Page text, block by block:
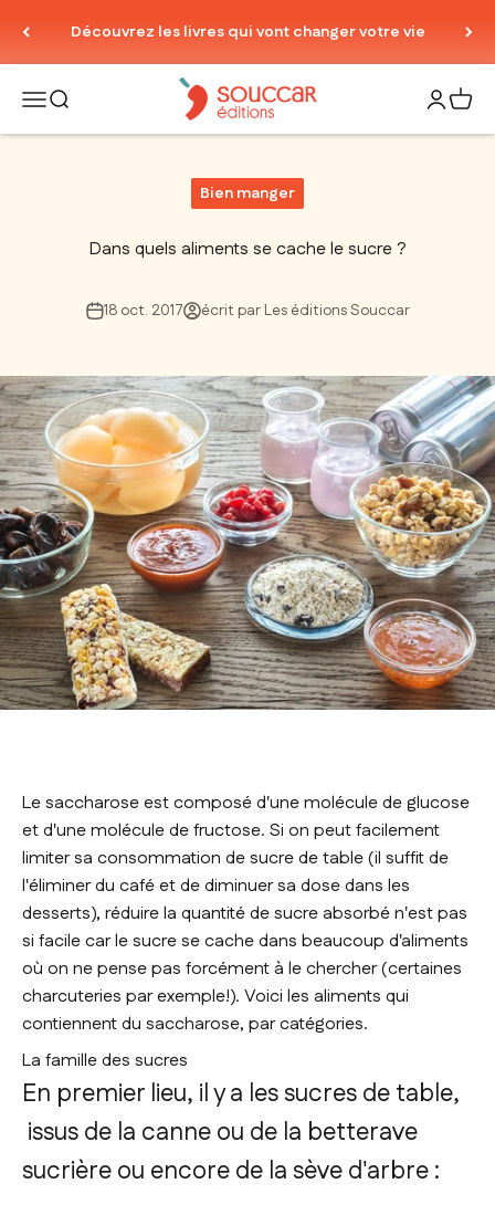
Découvrez les livres qui vont changer votre vie
Ouvrir la navigation
Ouvrir la rechercheThierry Souccar Editions Ouvrir
Voir
Bien manger
Dans quels aliments se cache le sucre ?
18 oct. 2017 écrit par Les éditions Souccar
Le saccharose est composé d'une molécule de glucose
et d'une molécule de fructose. Si on peut facilement
limiter sa consommation de sucre de table (il suffit de
l'éliminer du café et de diminuer sa dose dans les
desserts), réduire la quantité de sucre absorbé n'est pas
si facile car le sucre se cache dans beaucoup d'aliments
où on ne pense pas forcément à le chercher (certaines
charcuteries par exemple!). Voici les aliments qui
contiennent du saccharose, par catégories.
La famille des sucres
En premier lieu, il y a les sucres de table,
issus de la canne ou de la betterave
sucrière ou encore de la sève d'arbre :